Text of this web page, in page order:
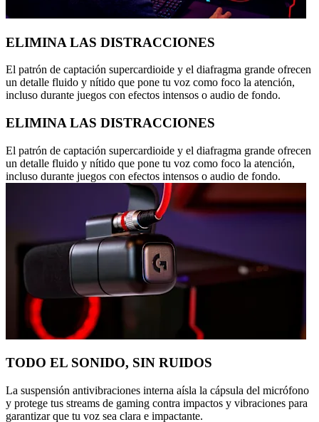
ELIMINA LAS DISTRACCIONES
El patrón de captación supercardioide y el diafragma grande ofrecen
un detalle fluido y nítido que pone tu voz como foco la atención,
incluso durante juegos con efectos intensos o audio de fondo.
ELIMINA LAS DISTRACCIONES
El patrón de captación supercardioide y el diafragma grande ofrecen
un detalle fluido y nítido que pone tu voz como foco la atención,
incluso durante juegos con efectos intensos o audio de fondo.
TODO EL SONIDO, SIN RUIDOS
La suspensión antivibraciones interna aísla la cápsula del micrófono
y protege tus streams de gaming contra impactos y vibraciones para
garantizar que tu voz sea clara e impactante.